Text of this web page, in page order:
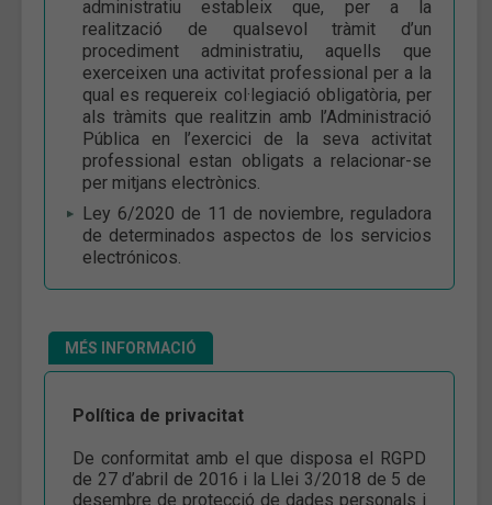
administratiu estableix que, per a la
realització de qualsevol tràmit d’un
procediment administratiu, aquells que
exerceixen una activitat professional per a la
qual es requereix col·legiació obligatòria, per
als tràmits que realitzin amb l’Administració
Pública en l’exercici de la seva activitat
professional estan obligats a relacionar-se
per mitjans electrònics.
Ley 6/2020 de 11 de noviembre, reguladora
de determinados aspectos de los servicios
electrónicos.
MÉS INFORMACIÓ
Política de privacitat
De conformitat amb el que disposa el RGPD
de 27 d’abril de 2016 i la Llei 3/2018 de 5 de
desembre de protecció de dades personals i